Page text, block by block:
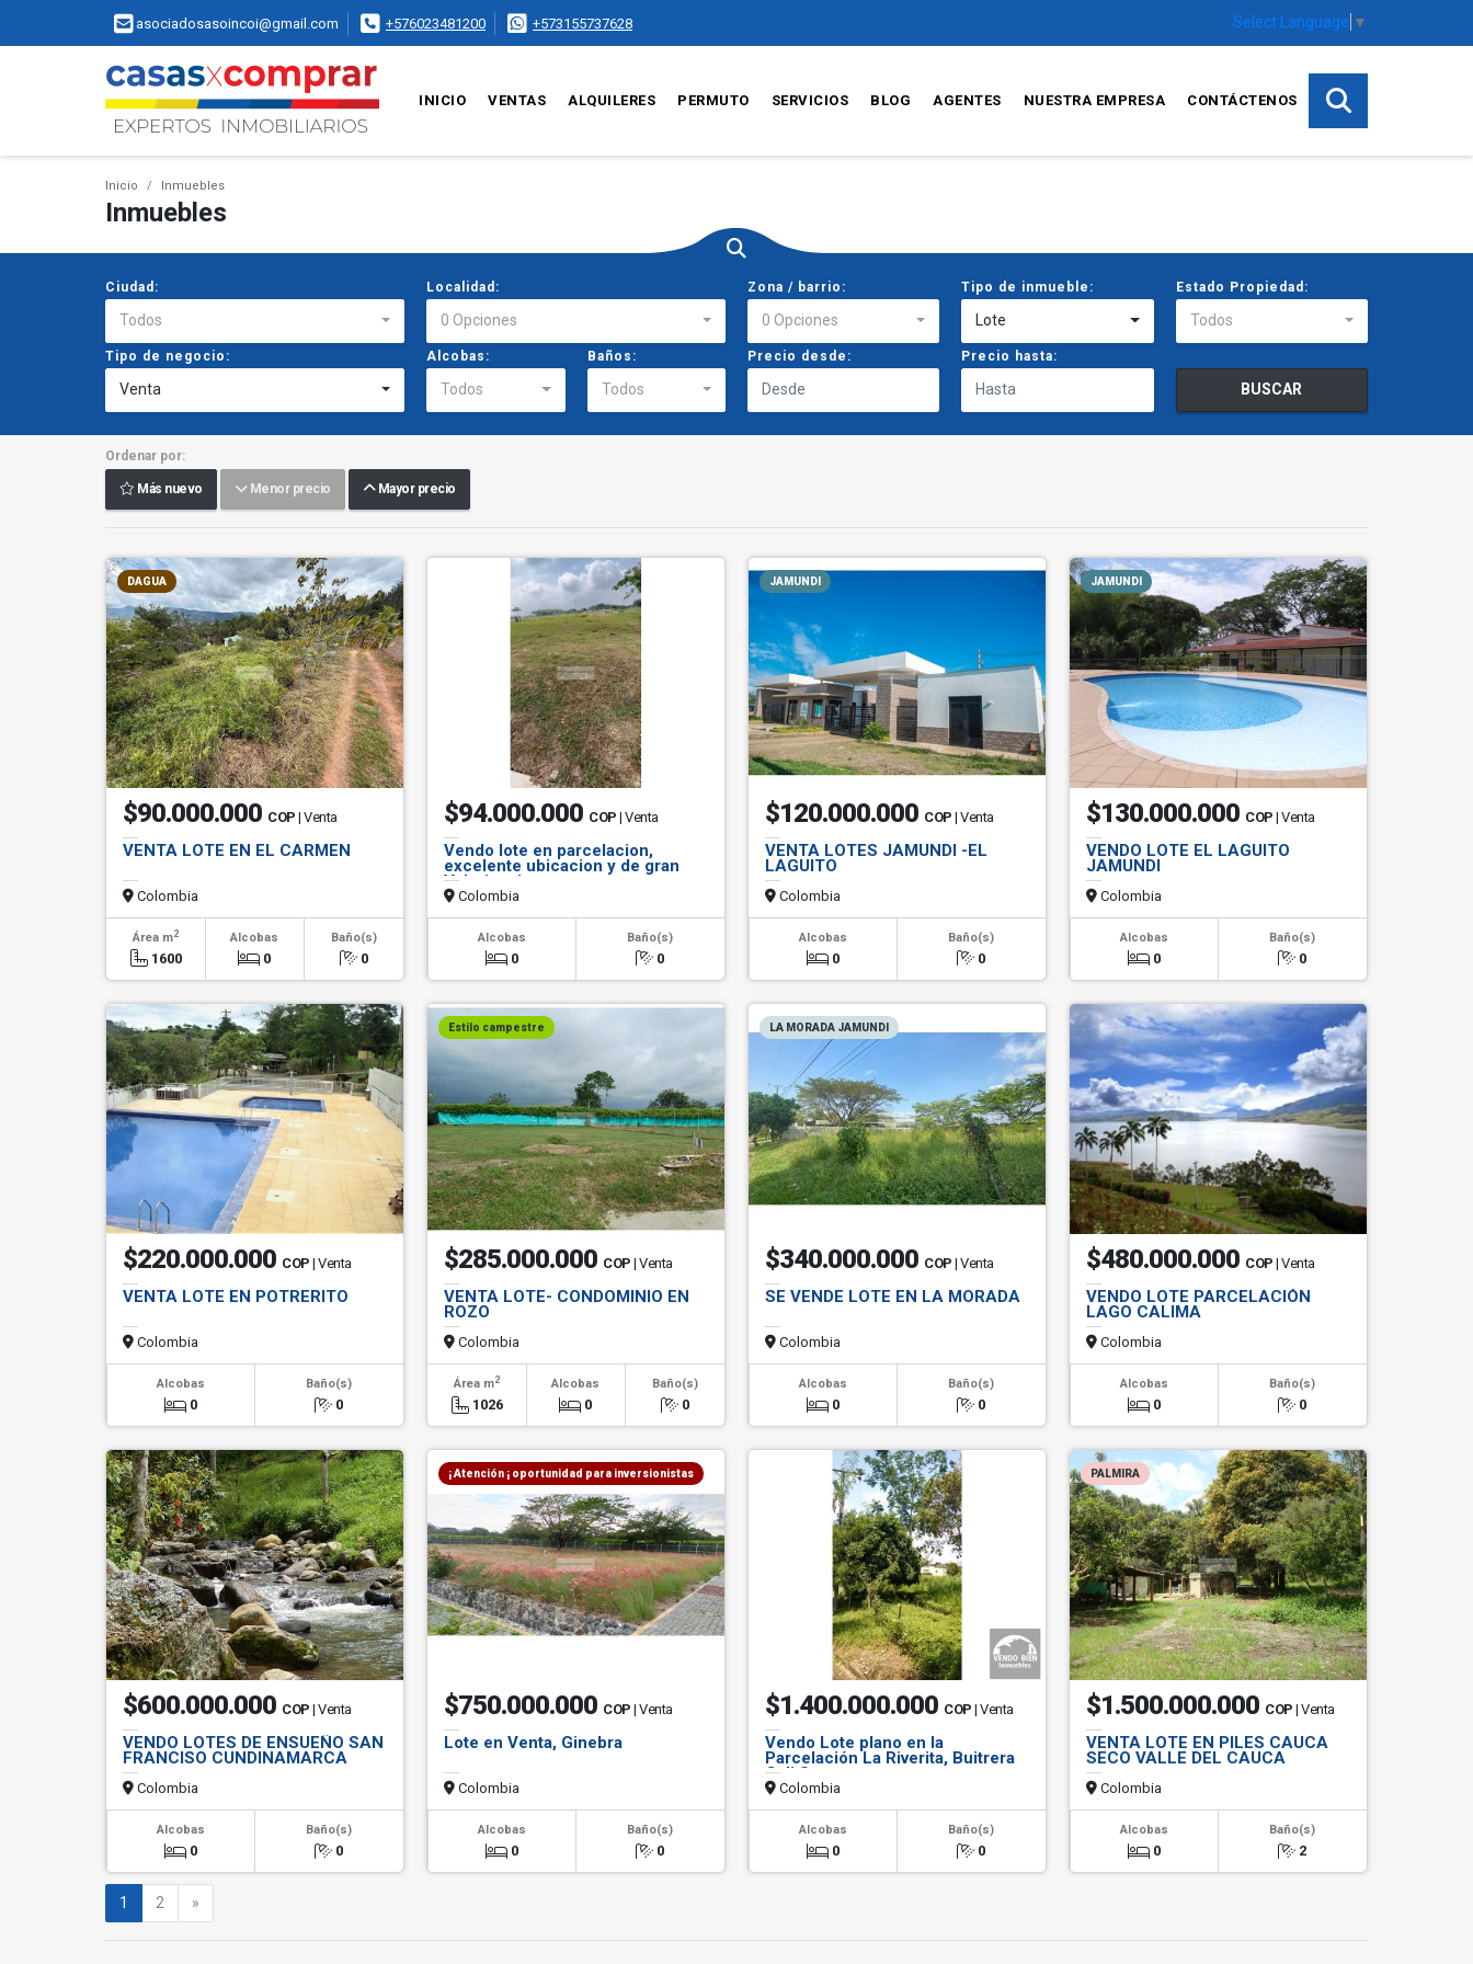
asociadosasoincoi@gmail.com +576023481200 +573155737628 Select Language ▼
INICIO VENTAS ALQUILERES PERMUTO SERVICIOS BLOG AGENTES NUESTRA EMPRESA CONTÁCTENOS
Inicio Inmuebles
Inmuebles
Ciudad:
Todos
Localidad:
0 Opciones
Zona / barrio:
0 Opciones
Tipo de inmueble:
Lote
Estado Propiedad:
Todos
Tipo de negocio:
Venta
Alcobas:
Todos
Baños:
Todos
Precio desde: Precio hasta:
BUSCAR
Ordenar por:
Más nuevo Menor precio Mayor precio
DAGUA
$90.000.000 COP | Venta
VENTA LOTE EN EL CARMEN
Colombia
Área m2
1600
Alcobas
0
Baño(s)
0
$94.000.000 COP | Venta
Vendo lote en parcelacion,
excelente ubicacion y de gran
Valorizacion.
Colombia
Alcobas
0
Baño(s)
0
JAMUNDI
$120.000.000 COP | Venta
VENTA LOTES JAMUNDI -EL
LAGUITO
Colombia
Alcobas
0
Baño(s)
0
JAMUNDI
$130.000.000 COP | Venta
VENDO LOTE EL LAGUITO
JAMUNDI
Colombia
Alcobas
0
Baño(s)
0
$220.000.000 COP | Venta
VENTA LOTE EN POTRERITO
Colombia
Alcobas
0
Baño(s)
0
Estilo campestre
$285.000.000 COP | Venta
VENTA LOTE- CONDOMINIO EN
ROZO
Colombia
Área m2
1026
Alcobas
0
Baño(s)
0
LA MORADA JAMUNDI
$340.000.000 COP | Venta
SE VENDE LOTE EN LA MORADA
Colombia
Alcobas
0
Baño(s)
0
$480.000.000 COP | Venta
VENDO LOTE PARCELACIÓN
LAGO CALIMA
Colombia
Alcobas
0
Baño(s)
0
$600.000.000 COP | Venta
VENDO LOTES DE ENSUEÑO SAN
FRANCISO CUNDINAMARCA
Colombia
Alcobas
0
Baño(s)
0
¡ Atención ¡ oportunidad para inversionistas
$750.000.000 COP | Venta
Lote en Venta, Ginebra
Colombia
Alcobas
0
Baño(s)
0
$1.400.000.000 COP | Venta
Vendo Lote plano en la
Parcelación La Riverita, Buitrera
Cali Sur
Colombia
Alcobas
0
Baño(s)
0
PALMIRA
$1.500.000.000 COP | Venta
VENTA LOTE EN PILES CAUCA
SECO VALLE DEL CAUCA
Colombia
Alcobas
0
Baño(s)
2
1 2 »